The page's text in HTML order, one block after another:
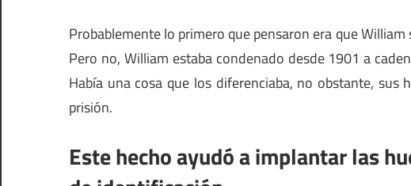
Probablemente lo primero que pensaron era que
Pero no, William estaba condenado desde 1901 a
Había una cosa que los diferenciaba, no obstante,
prisión.
Este hecho ayudó a implantar las